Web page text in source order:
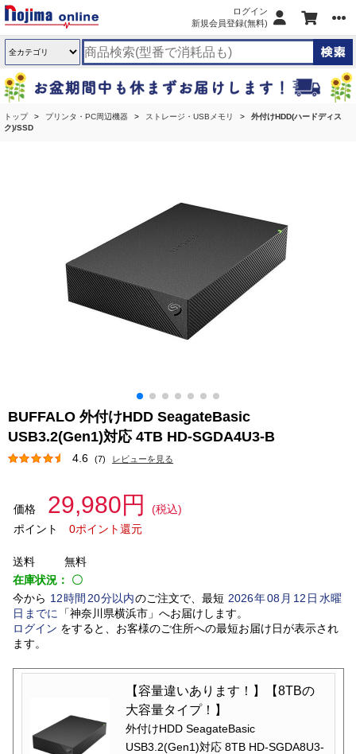
ログイン
新規会員登録(無料)
トップ プリンタ・PC周辺機器 ストレージ・USBメモリ
外付けHDD(ハードディス
ク)/SSD
BUFFALO 外付けHDD SeagateBasic
USB3.2(Gen1)対応 4TB HD-SGDA4U3-B
4.6 (7) レビューを見る
価格 29,980円
(税込)
ポイント
0ポイント還元
送料
無料
在庫状況： 〇
今から 12時間 20分以内のご注文で、最短 2026年08 月 12 日水曜
日 までに 「神奈川県横浜市」 へお届けします。
ログイン をすると、お客様のご住所への最短お届け日が表示され
ます。
【容量違いあります！】【8TBの
大容量タイプ！】
外付けHDD SeagateBasic
USB3.2(Gen1)対応 8TB HD-SGDA8U3-